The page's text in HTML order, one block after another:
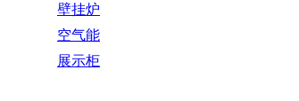
壁挂炉
空气能
展示柜